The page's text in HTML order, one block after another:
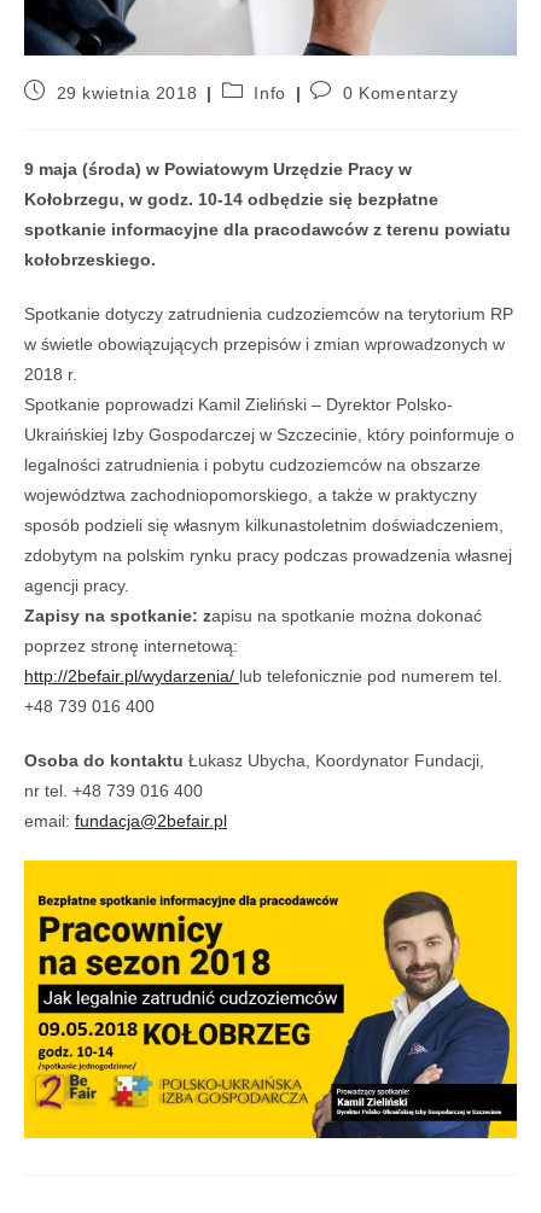
29 kwietnia 2018 Info 0 Komentarzy
9 maja (środa) w Powiatowym Urzędzie Pracy w
Kołobrzegu, w godz. 10-14 odbędzie się bezpłatne
spotkanie informacyjne dla pracodawców z terenu powiatu
kołobrzeskiego.
Spotkanie dotyczy zatrudnienia cudzoziemców na terytorium RP
w świetle obowiązujących przepisów i zmian wprowadzonych w
2018 r.
Spotkanie poprowadzi Kamil Zieliński – Dyrektor Polsko-
Ukraińskiej Izby Gospodarczej w Szczecinie, który poinformuje o
legalności zatrudnienia i pobytu cudzoziemców na obszarze
województwa zachodniopomorskiego, a także w praktyczny
sposób podzieli się własnym kilkunastoletnim doświadczeniem,
zdobytym na polskim rynku pracy podczas prowadzenia własnej
agencji pracy.
Zapisy na spotkanie: zapisu na spotkanie można dokonać
poprzez stronę internetową:
http://2befair.pl/wydarzenia/ lub telefonicznie pod numerem tel.
+48 739 016 400
Osoba do kontaktu Łukasz Ubycha, Koordynator Fundacji,
nr tel. +48 739 016 400
email: fundacja@2befair.pl